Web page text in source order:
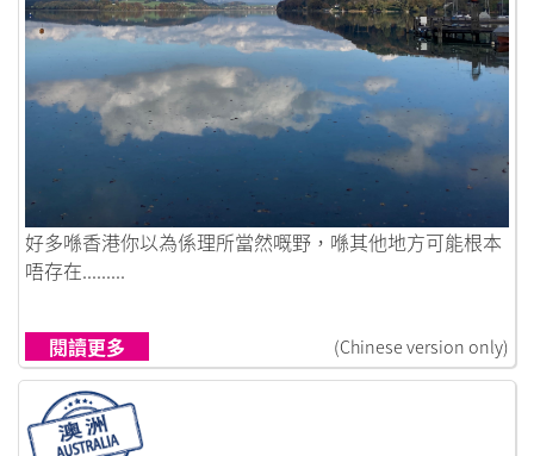
鏈接到I Let the Wind Carry Me
好多喺香港你以為係理所當然嘅野，喺其他地方可能根本
唔存在.........
閱讀更多 (Chinese version only)